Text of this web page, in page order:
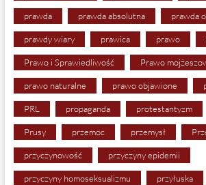
prawda prawda absolutna prawda
prawdy wiary prawica prawo
Prawo i Sprawiedliwość Prawo
prawo naturalne prawo objawione
PRL propaganda protestantyzm
Prusy przemoc przemysł
przyczynowość przyczyny epidemii
przyczyny homoseksualizmu przyłuska